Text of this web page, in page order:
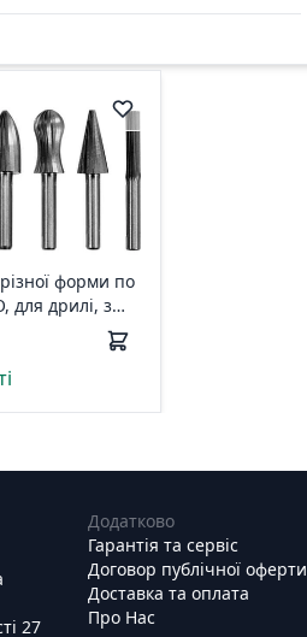
форми по
для дрилі, з
6 мм, 6 шт.
27
Додатково
Гарантія та сервіс
Договор публічної оферти
Доставка та оплата
Про Нас